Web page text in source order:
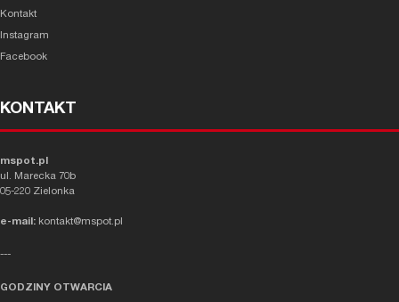
Kontakt
Instagram
Facebook
KONTAKT
mspot.pl
ul. Marecka 70b
05-220 Zielonka
e-mail: kontakt@mspot.pl
---
GODZINY OTWARCIA